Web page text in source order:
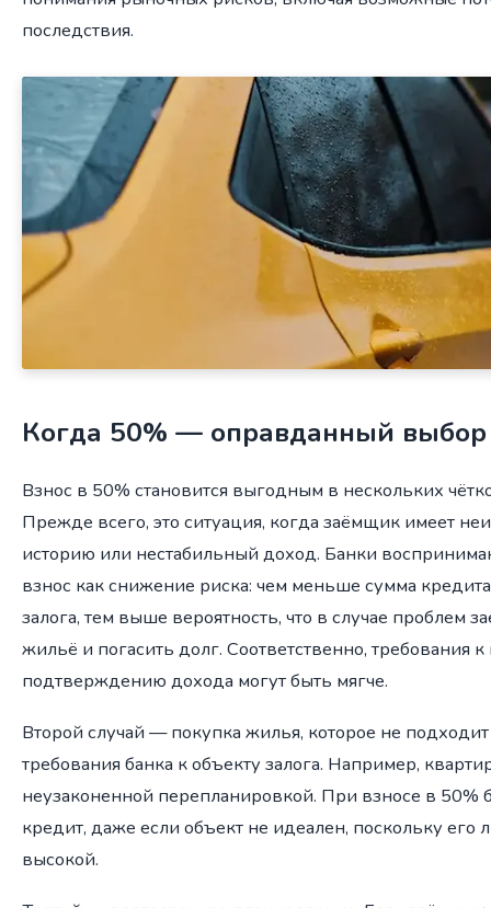
последствия.
Когда 50% — оправданный выбор
Взнос в 50% становится выгодным в нескольких
Прежде всего, это ситуация, когда заёмщик имеет
историю или нестабильный доход. Банки
взнос как снижение риска: чем меньше сумма
залога, тем выше вероятность, что в случае проблем
жильё и погасить долг. Соответственно, требования
подтверждению дохода могут быть мягче.
Второй случай — покупка жилья, которое не
требования банка к объекту залога. Например,
неузаконенной перепланировкой. При взносе в 50%
кредит, даже если объект не идеален, поскольку его
высокой.